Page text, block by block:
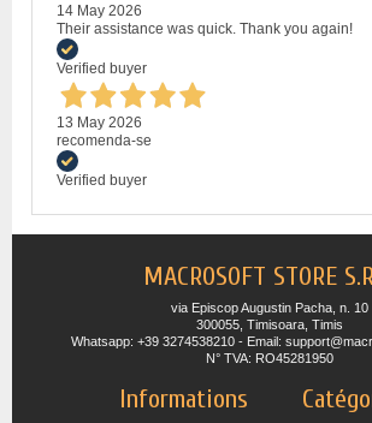
14 May 2026
Their assistance was quick. Thank you again!
Verified buyer
13 May 2026
recomenda-se
Verified buyer
MACROSOFT STORE
via Episcop Augustin Pacha, n. 10
300055, Timisoara, Timis
Whatsapp: +39 3274538210 - Email:
N° TVA: RO45281950
Informations